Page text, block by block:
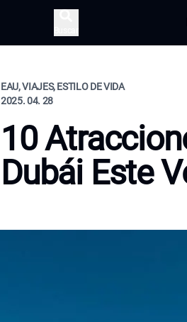
EAU, VIAJES, ESTILO DE VIDA
2025. 04. 28
10
Dubái Este